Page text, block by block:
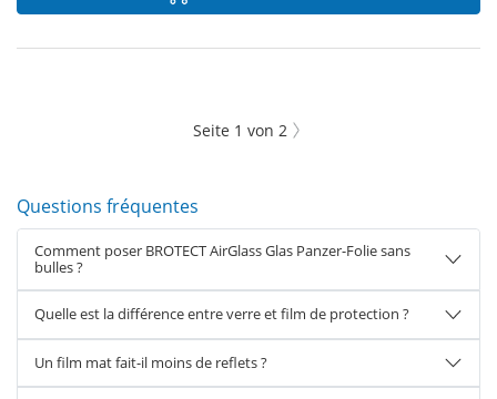
Seite 1 von 2
Questions fréquentes
Comment poser BROTECT AirGlass Glas Panzer-Folie sans
bulles ?
Quelle est la différence entre verre et film de protection ?
Un film mat fait-il moins de reflets ?